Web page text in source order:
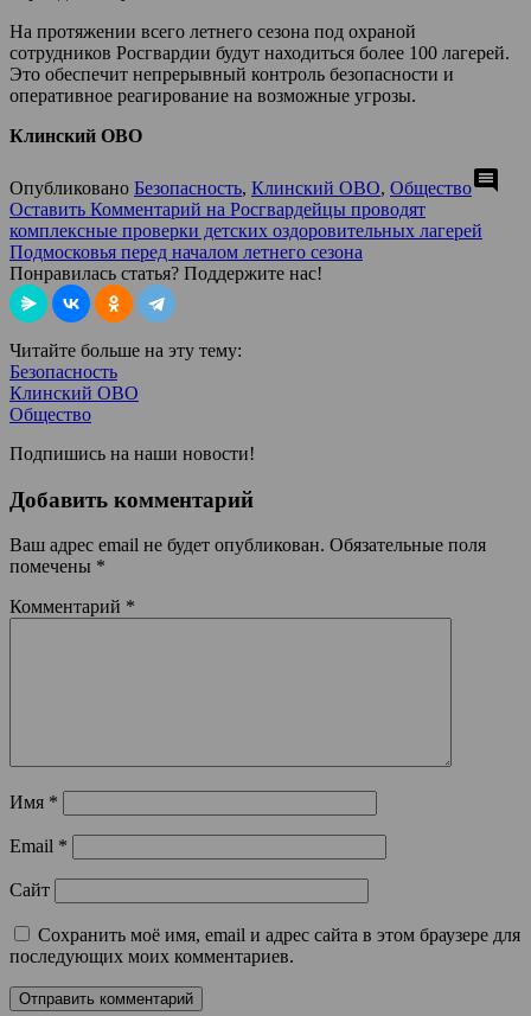
На протяжении всего летнего сезона под охраной
сотрудников Росгвардии будут находиться более 100 лагерей.
Это обеспечит непрерывный контроль безопасности и
оперативное реагирование на возможные угрозы.
Клинский ОВО
Опубликовано Безопасность, Клинский ОВО, Обществоcomment
Оставить Комментарий на Росгвардейцы проводят
комплексные проверки детских оздоровительных лагерей
Подмосковья перед началом летнего сезона
Понравилась статья? Поддержите нас!
Читайте больше на эту тему:
Безопасность
Клинский ОВО
Общество
Подпишись на наши новости!
Добавить комментарий
Ваш адрес email не будет опубликован. Обязательные поля
помечены *
Комментарий *
Имя *
Email *
Сайт
Сохранить моё имя, email и адрес сайта в этом браузере для
последующих моих комментариев.